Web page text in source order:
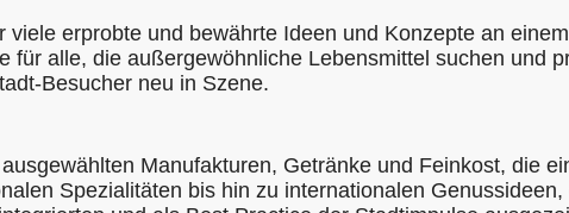
erprobte und bewährte Ideen und Konzepte an
für alle, die außergewöhnliche Lebensmittel suchen und
Besucher neu in Szene.
Manufakturen, Getränke und Feinkost, die
Spezialitäten bis hin zu internationalen